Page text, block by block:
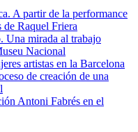
A partir de la performance
Raquel Friera
Una mirada al trabajo
Nacional
artistas en la Barcelona
de creación de una
Antoni Fabrés en el